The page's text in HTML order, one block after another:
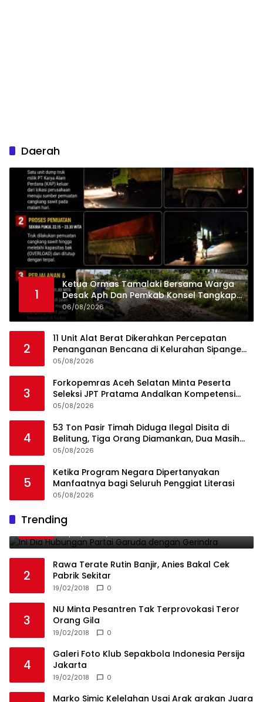
Daerah
1
Ketua Ormas Tamalaki Bersama Warga
Desak Aph Dan Pemkab Konsel Tangkap
Pelaku Angkut Cangkang Sawit Overload,
Truk PT KAP Melintas Jalan Umum
06/08/2026
2
11 Unit Alat Berat Dikerahkan Percepatan
Penanganan Bencana di Kelurahan Sipange
Kecamatan Tukka
05/08/2026
3
Forkopemras Aceh Selatan Minta Peserta
Seleksi JPT Pratama Andalkan Kompetensi
dan Integritas, Bukan Kedekatan
05/08/2026
4
53 Ton Pasir Timah Diduga Ilegal Disita di
Belitung, Tiga Orang Diamankan, Dua Masih
Diburu
05/08/2026
5
Ketika Program Negara Dipertanyakan
Manfaatnya bagi Seluruh Penggiat Literasi
05/08/2026
Trending
1
Gerindra
2
Rawa Terate Rutin Banjir, Anies Bakal Cek
Pabrik Sekitar
19/02/2018 0
3
NU Minta Pesantren Tak Terprovokasi Teror
Orang Gila
19/02/2018 0
4
Galeri Foto Klub Sepakbola Indonesia Persija
Jakarta
19/02/2018 0
Marko Simic Kelelahan Usai Arak arakan Juara